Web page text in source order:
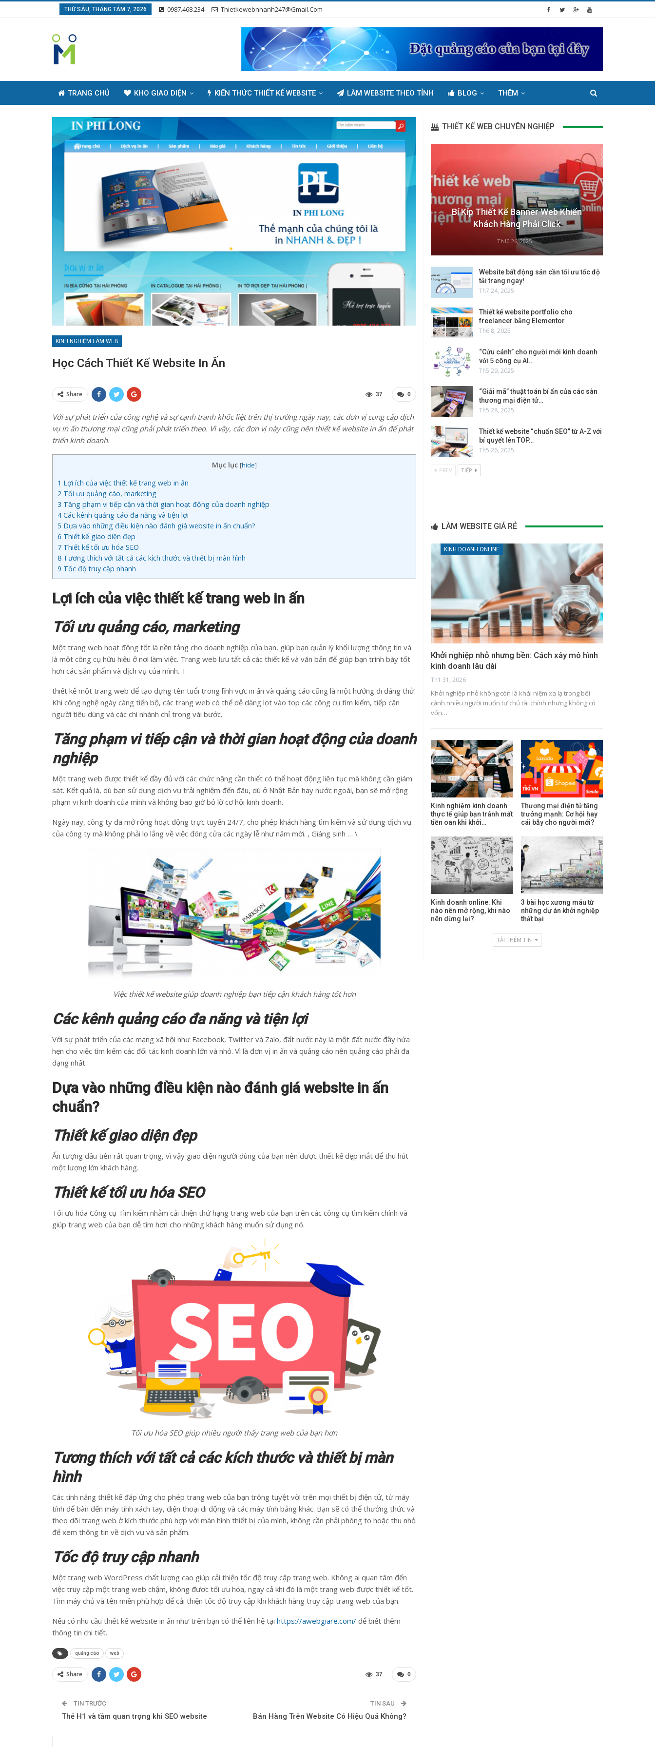
THỨ SÁU, THÁNG TÁM 7, 2026 0987.468.234 Thietkewebnhanh247@gmail.com
TRANG CHỦ KHO GIAO DIỆN KIẾN THỨC THIẾT KẾ WEBSITE LÀM WEBSITE THEO TỈNH BLOG THÊM
KINH NGHIỆM LÀM WEB
Học Cách Thiết Kế Website In Ấn
Share 0
37
Với sự phát triển của công nghệ và sự cạnh tranh khốc liệt trên thị trường ngày nay, các đơn vị cung cấp dịch
vụ in ấn thương mại cũng phải phát triển theo. Vì vậy, các đơn vị này cũng nên thiết kế website in ấn để phát
triển kinh doanh.
Mục lục [hide]
1 Lợi ích của việc thiết kế trang web in ấn
2 Tối ưu quảng cáo, marketing
3 Tăng phạm vi tiếp cận và thời gian hoạt động của doanh nghiệp
4Các kênh quảng cáo đa năng và tiện lợi
5 Dựa vào những điều kiện nào đánh giá website in ấn chuẩn?
6 Thiết kế giao diện đẹp
7 Thiết kế tối ưu hóa SEO
8 Tương thích với tất cả các kích thước và thiết bị màn hình
9 Tốc độ truy cập nhanh
Lợi ích của việc thiết kế trang web in ấn
Tối ưu quảng cáo, marketing
Một trang web hoạt động tốt là nền tảng cho doanh nghiệp của bạn, giúp bạn quản lý khối lượng thông tin và
là một công cụ hữu hiệu ở nơi làm việc. Trang web lưu tất cả các thiết kế và văn bản để giúp bạn trình bày tốt
hơn các sản phẩm và dịch vụ của mình. T
thiết kế một trang web để tạo dựng tên tuổi trong lĩnh vực in ấn và quảng cáo cũng là một hướng đi đáng thử.
Khi công nghệ ngày càng tiến bộ, các trang web có thể dễ dàng lọt vào top các công cụ tìm kiếm, tiếp cận
người tiêu dùng và các chi nhánh chỉ trong vài bước.
Tăng phạm vi tiếp cận và thời gian hoạt động của doanh
nghiệp
Một trang web được thiết kế đầy đủ với các chức năng cần thiết có thể hoạt động liên tục mà không cần giám
sát. Kết quả là, dù bạn sử dụng dịch vụ trải nghiệm đến đâu, dù ở Nhật Bản hay nước ngoài, bạn sẽ mở rộng
phạm vi kinh doanh của mình và không bao giờ bỏ lỡ cơ hội kinh doanh.
Ngày nay, công ty đã mở rộng hoạt động trực tuyến 24/7, cho phép khách hàng tìm kiếm và sử dụng dịch vụ
của công ty mà không phải lo lắng về việc đóng cửa các ngày lễ như năm mới. , Giáng sinh … \
Việc thiết kế website giúp doanh nghiệp bạn tiếp cận khách hàng tốt hơn
Các kênh quảng cáo đa năng và tiện lợi
Với sự phát triển của các mạng xã hội như Facebook, Twitter và Zalo, đất nước này là một đất nước đầy hứa
hẹn cho việc tìm kiếm các đối tác kinh doanh lớn và nhỏ. Vì là đơn vị in ấn và quảng cáo nên quảng cáo phải đa
dạng nhất.
Dựa vào những điều kiện nào đánh giá website in ấn
chuẩn?
Thiết kế giao diện đẹp
Ấn tượng đầu tiên rất quan trọng, vì vậy giao diện người dùng của bạn nên được thiết kế đẹp mắt để thu hút
một lượng lớn khách hàng.
Thiết kế tối ưu hóa SEO
Tối ưu hóa Công cụ Tìm kiếm nhằm cải thiện thứ hạng trang web của bạn trên các công cụ tìm kiếm chính và
giúp trang web của bạn dễ tìm hơn cho những khách hàng muốn sử dụng nó.
Tối ưu hóa SEO giúp nhiều người thấy trang web của bạn hơn
Tương thích với tất cả các kích thước và thiết bị màn
hình
Các tính năng thiết kế đáp ứng cho phép trang web của bạn trông tuyệt vời trên mọi thiết bị điện tử, từ máy
tính để bàn đến máy tính xách tay, điện thoại di động và các máy tính bảng khác. Bạn sẽ có thể thưởng thức và
theo dõi trang web ở kích thước phù hợp với màn hình thiết bị của mình, không cần phải phóng to hoặc thu nhỏ
để xem thông tin về dịch vụ và sản phẩm.
Tốc độ truy cập nhanh
Một trang web WordPress chất lượng cao giúp cải thiện tốc độ truy cập trang web. Không ai quan tâm đến
việc truy cập một trang web chậm, không được tối ưu hóa, ngay cả khi đó là một trang web được thiết kế tốt.
Tìm máy chủ và tên miền phù hợp để cải thiện tốc độ truy cập khi khách hàng truy cập trang web của bạn.
Nếu có nhu cầu thiết kế website in ấn như trên bạn có thể liên hệ tại https://awebgiare.com/ để biết thêm
thông tin chi tiết.
quảng cáo web
Share 0
37
TIN TRƯỚC
Thẻ H1 và tầm quan trọng khi SEO website
TIN SAU
Bán Hàng Trên Website Có Hiệu Quả Không?
THIẾT KẾ WEB CHUYÊN NGHIỆP
Bí Kíp Thiết Kế Banner Web Khiến
Khách Hàng Phải Click
Th10 26, 2025
Website bất động sản cần tối ưu tốc độ
tải trang ngay!
Th7 24, 2025
Thiết kế website portfolio cho
freelancer bằng Elementor
Th6 8, 2025
“Cứu cánh” cho người mới kinh doanh
với 5 công cụ AI…
Th5 29, 2025
“Giải mã” thuật toán bí ẩn của các sàn
thương mại điện tử…
Th5 28, 2025
Thiết kế website “chuẩn SEO” từ A-Z với
bí quyết lên TOP…
Th5 26, 2025
PREV TIẾP
LÀM WEBSITE GIÁ RẺ
KINH DOANH ONLINE
Khởi nghiệp nhỏ nhưng bền: Cách xây mô hình
kinh doanh lâu dài
Th1 31, 2026
Khởi nghiệp nhỏ không còn là khái niệm xa lạ trong bối
cảnh nhiều người muốn tự chủ tài chính nhưng không có
vốn…
Kinh nghiệm kinh doanh
thực tế giúp bạn tránh mất
tiền oan khi khởi…
Thương mại điện tử tăng
trưởng mạnh: Cơ hội hay
cái bẫy cho người mới?
Kinh doanh online: Khi
nào nên mở rộng, khi nào
nên dừng lại?
3 bài học xương máu từ
những dự án khởi nghiệp
thất bại
TẢI THÊM TIN